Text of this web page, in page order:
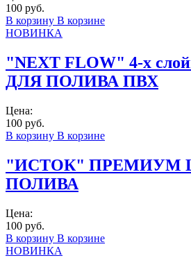
100 руб.
В корзину В корзине
НОВИНКА
"NEXT FLOW" 4-х
ДЛЯ ПОЛИВА ПВХ
Цена:
100 руб.
В корзину В корзине
"ИСТОК" ПРЕМИУМ
ПОЛИВА
Цена:
100 руб.
В корзину В корзине
НОВИНКА